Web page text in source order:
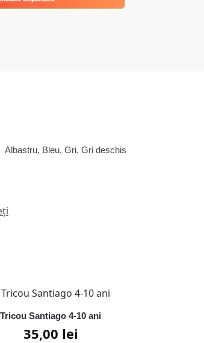
Albastru, Bleu, Gri, Gri deschis
Tricou Santiago 4-10 ani
35,00 lei